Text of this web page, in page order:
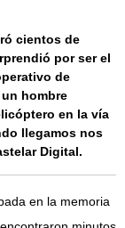
cientos de
por ser el
de
hombre
en la vía
llegamos nos
Digital.
en la memoria